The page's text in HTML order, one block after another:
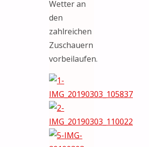
Wetter an
den
zahlreichen
Zuschauern
vorbeilaufen.